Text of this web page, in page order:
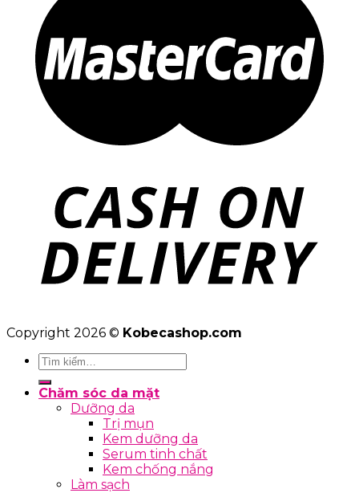
Copyright 2026 © Kobecashop.com
Tìm
kiếm:
Chăm sóc da mặt
Dưỡng da
Trị mụn
Kem dưỡng da
Serum tinh chất
Kem chống nắng
Làm sạch